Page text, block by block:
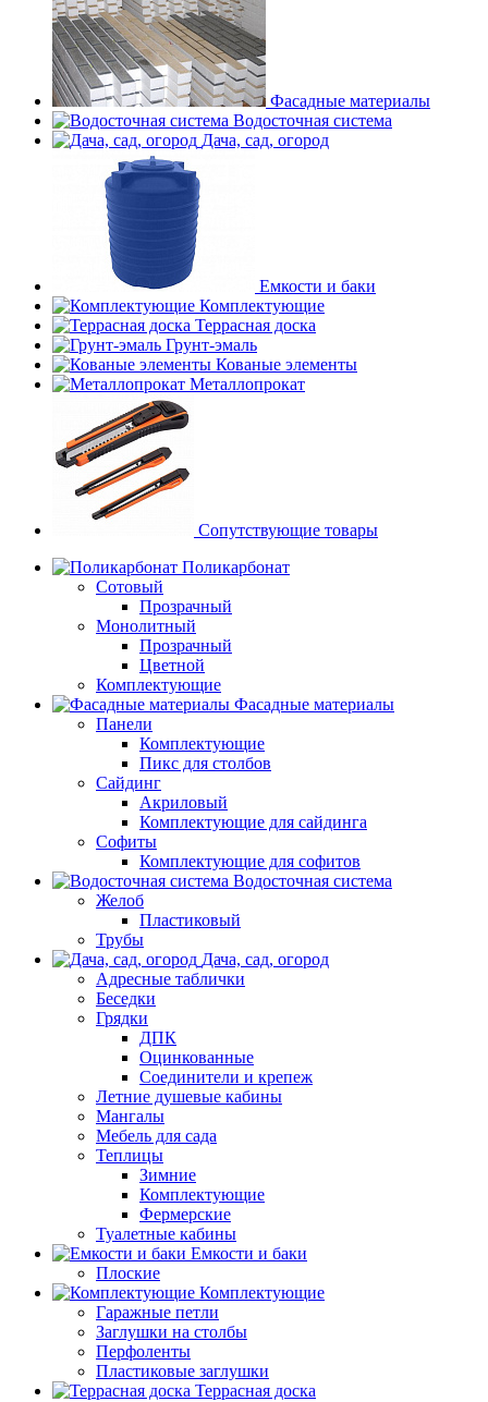
Фасадные материалы
Водосточная система
Дача, сад, огород
Емкости и баки
Комплектующие
Террасная доска
Грунт-эмаль
Кованые элементы
Металлопрокат
Сопутствующие товары
Поликарбонат
Сотовый
Прозрачный
Монолитный
Прозрачный
Цветной
Комплектующие
Фасадные материалы
Панели
Комплектующие
Пикс для столбов
Сайдинг
Акриловый
Комплектующие для сайдинга
Софиты
Комплектующие для софитов
Водосточная система
Желоб
Пластиковый
Трубы
Дача, сад, огород
Адресные таблички
Беседки
Грядки
ДПК
Оцинкованные
Соединители и крепеж
Летние душевые кабины
Мангалы
Мебель для сада
Теплицы
Зимние
Комплектующие
Фермерские
Туалетные кабины
Емкости и баки
Плоские
Комплектующие
Гаражные петли
Заглушки на столбы
Перфоленты
Пластиковые заглушки
Террасная доска